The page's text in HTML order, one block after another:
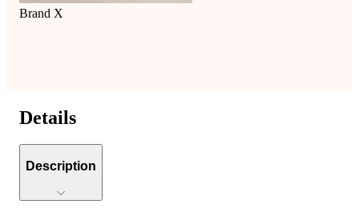
Brand X
Details
Description